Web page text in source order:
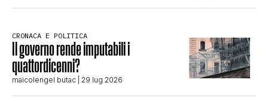
CRONACA E POLITICA
Il governo rende imputabili i
quattordicenni?
maicolengel butac | 29 lug 2026